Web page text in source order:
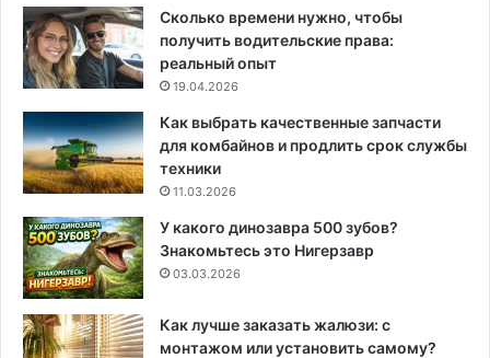
Сколько времени нужно, чтобы
получить водительские права:
реальный опыт
19.04.2026
Как выбрать качественные запчасти
для комбайнов и продлить срок службы
техники
11.03.2026
У какого динозавра 500 зубов?
Знакомьтесь это Нигерзавр
03.03.2026
Как лучше заказать жалюзи: с
монтажом или установить самому?